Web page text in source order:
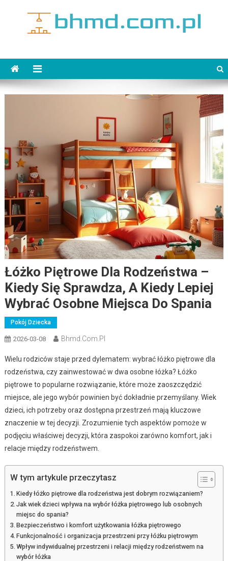
Łóżko Piętrowe Dla Rodzeństwa –
Kiedy Się Sprawdza, A Kiedy Lepiej
Wybrać Osobne Miejsca Do Spania
Pokój Dziecka
2026-03-08 Bhmd.com.pl
Wielu rodziców staje przed dylematem: wybrać łóżko piętrowe dla
rodzeństwa, czy zainwestować w dwa osobne łóżka? Łóżko
piętrowe to popularne rozwiązanie, które może zaoszczędzić
miejsce, ale jego wybór powinien być dokładnie przemyślany. Wiek
dzieci, ich potrzeby oraz dostępna przestrzeń mają kluczowe
znaczenie w tej decyzji. Zrozumienie tych aspektów pomoże w
podjęciu właściwej decyzji, która zaspokoi zarówno komfort, jak i
relacje między rodzeństwem.
W tym artykule przeczytasz
Kiedy łóżko piętrowe dla rodzeństwa jest dobrym rozwiązaniem?
Jak wiek dzieci wpływa na wybór łóżka piętrowego lub osobnych
miejsc do spania?
Bezpieczeństwo i komfort użytkowania łóżka piętrowego
Funkcjonalność i organizacja przestrzeni przy łóżku piętrowym
Wpływ indywidualnej przestrzeni i relacji między rodzeństwem na
wybór łóżka